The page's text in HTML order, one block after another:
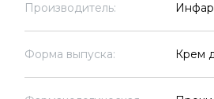
Производитель:
Форма выпуска: Крем